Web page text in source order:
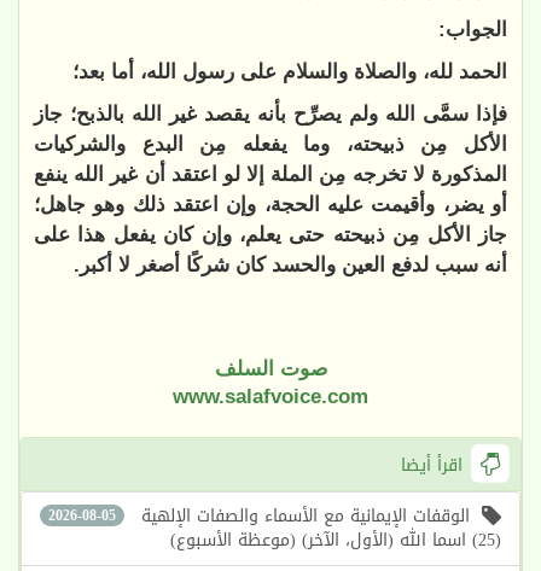
الجواب:
الحمد لله، والصلاة والسلام على رسول الله، أما بعد؛
فإذا سمَّى الله ولم يصرِّح بأنه يقصد غير الله بالذبح؛ جاز
الأكل مِن ذبيحته، وما يفعله مِن البدع والشركيات
المذكورة لا تخرجه مِن الملة إلا لو اعتقد أن غير الله ينفع
أو يضر، وأقيمت عليه الحجة، وإن اعتقد ذلك وهو جاهل؛
جاز الأكل مِن ذبيحته حتى يعلم، وإن كان يفعل هذا على
أنه سبب لدفع العين والحسد كان شركًا أصغر لا أكبر.
صوت السلف
www.salafvoice.com
اقرأ أيضا
2026-08-05 الوقفات الإيمانية مع الأسماء والصفات الإلهية
(25) اسما الله (الأول، الآخر) (موعظة الأسبوع)